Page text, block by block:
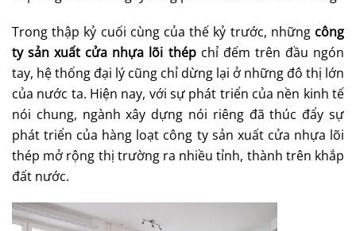
Trong thập kỷ cuối cùng của thế kỷ trước, những công
ty sản xuất cửa nhựa lõi thépchỉ đếm trên đầu ngón
tay, hệ thống đại lý cũng chỉ dừng lại ở những đô thị lớn
của nước ta. Hiện nay, với sự phát triển của nền kinh tế
nói chung, ngành xây dựng nói riêng đã thúc đẩy sự
phát triển của hàng loạt công ty sản xuất cửa nhựa lõi
thép mở rộng thị trường ra nhiều tỉnh, thành trên khắp
đất nước.